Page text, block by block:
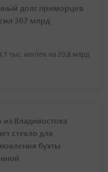
долг приморцев
367 млрд
тыс. ипотек на 20,8 млрд
из Владивостока
стекло для
бухты